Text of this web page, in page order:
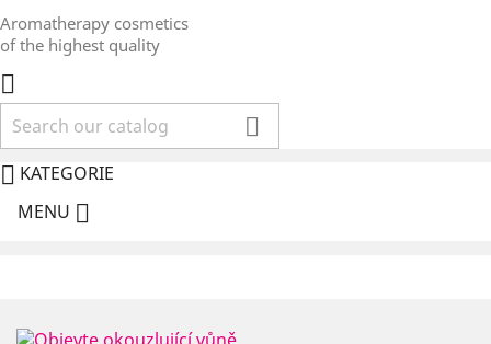
Aromatherapy cosmetics
of the highest quality


 KATEGORIE
MENU 